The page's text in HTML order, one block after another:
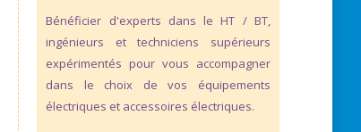
Bénéficier d'experts dans le HT / BT,
ingénieurs et techniciens supérieurs
expérimentés pour vous accompagner
dans le choix de vos équipements
électriques et accessoires électriques.